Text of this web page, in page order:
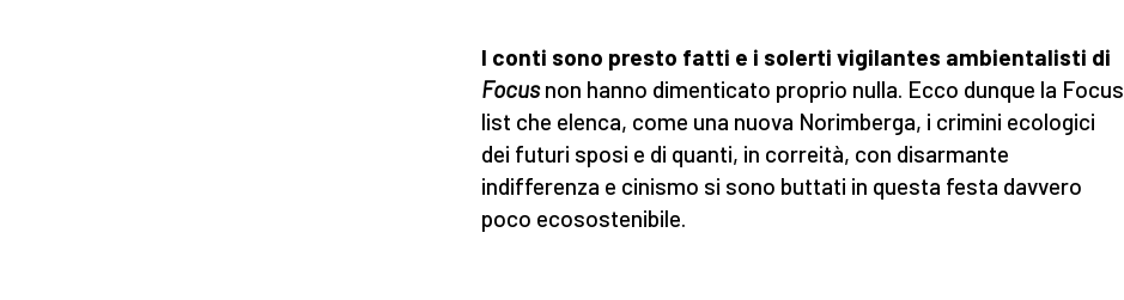
I conti sono presto fatti e i solerti vigilantes ambientalisti di
Focus non hanno dimenticato proprio nulla. Ecco dunque la Focus
list che elenca, come una nuova Norimberga, i crimini ecologici
dei futuri sposi e di quanti, in correità, con disarmante
indifferenza e cinismo si sono buttati in questa festa davvero
poco ecosostenibile.